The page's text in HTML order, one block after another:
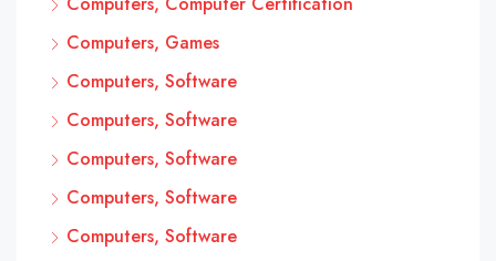
Computers, Games
Computers, Software
Computers, Software
Computers, Software
Computers, Software
Computers, Software